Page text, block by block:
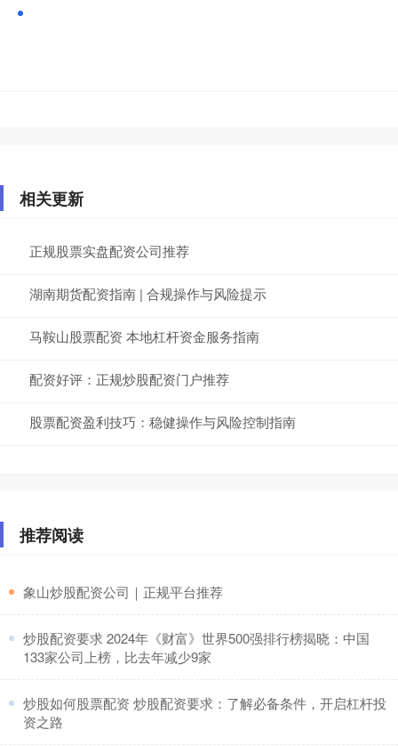
相关更新
正规股票实盘配资公司推荐
湖南期货配资指南 | 合规操作与风险提示
马鞍山股票配资 本地杠杆资金服务指南
配资好评：正规炒股配资门户推荐
股票配资盈利技巧：稳健操作与风险控制指南
推荐阅读
​象山炒股配资公司｜正规平台推荐
​炒股配资要求 2024年《财富》世界500强排行榜揭晓：中国
133家公司上榜，比去年减少9家
​炒股如何股票配资 炒股配资要求：了解必备条件，开启杠杆投
资之路